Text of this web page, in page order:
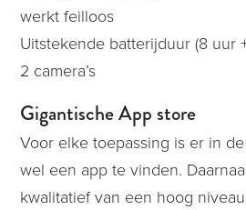
werkt feilloos
Uitstekende batterijduur (8 uur
2 camera’s
Gigantische App store
Voor elke toepassing is er in
wel een app te vinden.
kwalitatief van een hoog